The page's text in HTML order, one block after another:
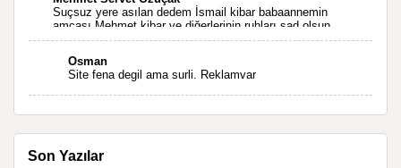
Suçsuz yere asılan dedem İsmail kibar babaannemin
amcası Mehmet kibar ve diğerlerinin ruhları şad olsun.
Kahrolsun Cemal paşa
Osman
Site fena degil ama surli. Reklamvar
Son Yazılar